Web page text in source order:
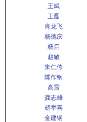
王斌
王磊
肖龙飞
杨德庆
杨启
赵敏
朱仁传
陈作钢
高震
龚志雄
胡举喜
金建钢